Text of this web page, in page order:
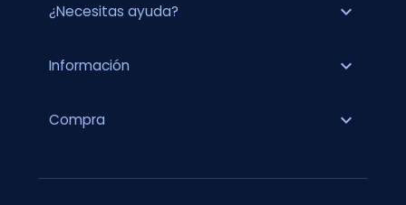
¿Necesitas ayuda? expand_more
Información expand_more
Compra expand_more